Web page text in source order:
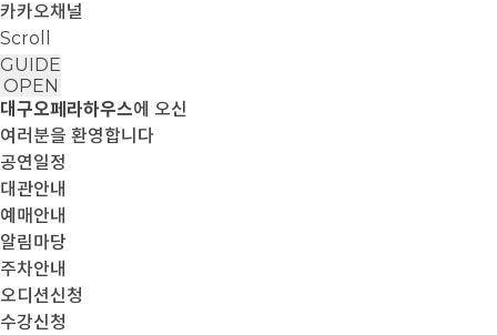
카카오채널
Scroll
GUIDE
OPEN
대구오페라하우스에 오신
여러분을 환영합니다
공연일정
대관안내
예매안내
알림마당
주차안내
오디션신청
수강신청